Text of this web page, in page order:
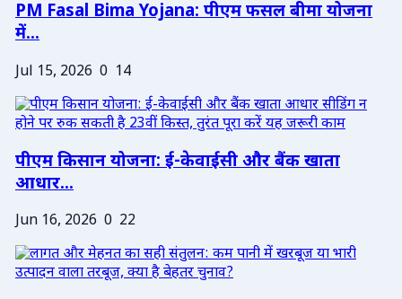
PM Fasal Bima Yojana: पीएम फसल बीमा योजना
में...
Jul 15, 2026 0 14
पीएम किसान योजना: ई-केवाईसी और बैंक खाता
आधार...
Jun 16, 2026 0 22